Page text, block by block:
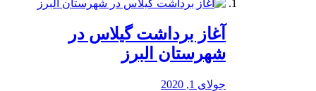
آغاز برداشت گیلاس در
شهرستان البرز
جولای 1, 2020